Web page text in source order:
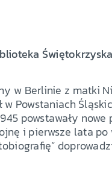
w Berlinie z matki
Powstaniach
powstawały
i pierwsze lata